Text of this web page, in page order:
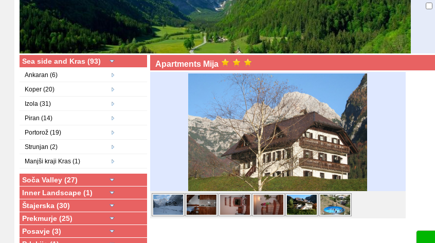
Sea side and Kras (93)
Ankaran (6)
Koper (20)
Izola (31)
Piran (14)
Portorož (19)
Strunjan (2)
Manjši kraji Kras (1)
Soča Valley (27)
Inner Landscape (1)
Štajerska (30)
Prekmurje (25)
Posavje (3)
Apartments Mija